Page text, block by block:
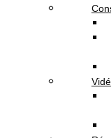
Accessoires
Téléphonie &